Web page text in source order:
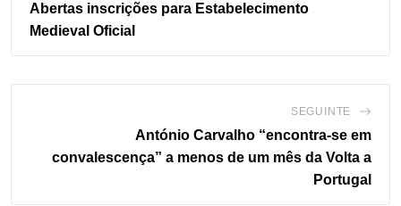
Abertas inscrições para Estabelecimento
Medieval Oficial
SEGUINTE
António Carvalho “encontra-se em
convalescença” a menos de um mês da Volta a
Portugal